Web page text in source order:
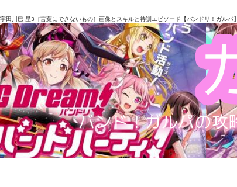
宇田川巴 星3［言葉にできないもの］画像とスキルと特訓エピソード【バンドリ！ガルパ】